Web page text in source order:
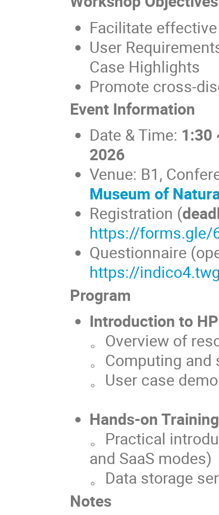
Facilitate
User
Case Highlights
Promote cross-
Event Information
Date & Time: 1:30
2026
Venue: B1,
Museum of
Registration (
https://forms.gle/
Questionnaire
https://
Program
Introduction to
。 Overview of
。Computing
。User case
Hands-on Training
。Practical
and SaaS modes)
。Data storage
Notes